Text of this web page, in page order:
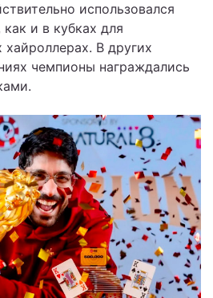
использовался
и в кубках для
В других
чемпионы награждались